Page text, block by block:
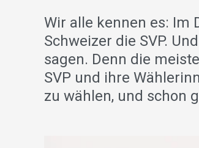
Wir alle kennen es: Im
Schweizer die SVP.
sagen. Denn die
SVP und ihre
zu wählen, und schon